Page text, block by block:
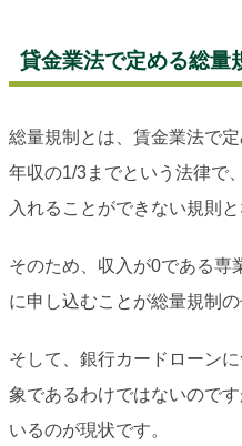
貸金業法で定める総量
総量規制とは、賃金業法で
年収の1/3までという法律で
入れることができない規則
そのため、収入が0である専
に申し込むことが総量規制
そして、銀行カードローン
象であるわけではないので
いるのが現状です。